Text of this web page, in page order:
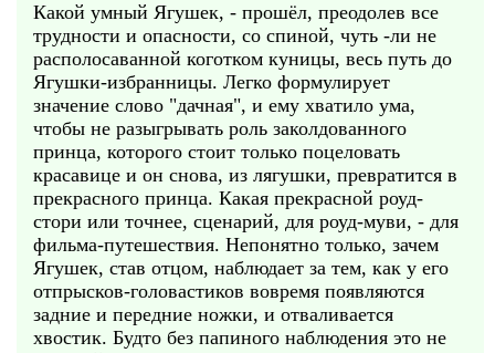
Какой умный Ягушек, - прошёл, преодолев все
трудности и опасности, со спиной, чуть -ли не
располосаванной коготком куницы, весь путь до
Ягушки-избранницы. Легко формулирует
значение слово "дачная", и ему хватило ума,
чтобы не разыгрывать роль заколдованного
принца, которого стоит только поцеловать
красавице и он снова, из лягушки, превратится в
прекрасного принца. Какая прекрасной роуд-
стори или точнее, сценарий, для роуд-муви, - для
фильма-путешествия. Непонятно только, зачем
Ягушек, став отцом, наблюдает за тем, как у его
отпрысков-головастиков вовремя появляются
задние и передние ножки, и отваливается
хвостик. Будто без папиного наблюдения это не